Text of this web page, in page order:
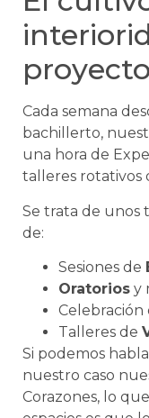
Cada semana
bachillerto,
una hora de
talleres rotativos
Se trata de unos
de:
Sesiones de
Oratorios y
Celebración
Talleres de
Si podemos
nuestro caso
Corazones, lo